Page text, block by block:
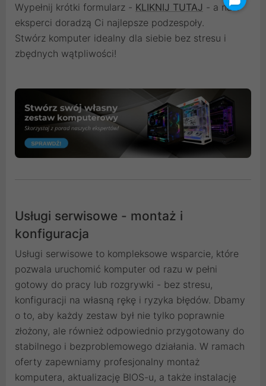
Wypełnij krótki formularz - KLIKNIJ TUTAJ - a nasi
eksperci doradzą Ci najlepsze podzespoły.
Stwórz komputer idealny dla siebie bez stresu i
zbędnych wątpliwości!
Usługi serwisowe - montaż i
konfiguracja
Usługi serwisowe to kompleksowe wsparcie, które
pozwala uruchomić komputer od razu w pełni
gotowy do pracy lub rozgrywki - bez stresu,
konfiguracji na własną rękę i ryzyka błędów. Dbamy
o to, aby każdy zestaw był nie tylko poprawnie
złożony, ale również odpowiednio przygotowany do
stabilnego i bezproblemowego działania. W ramach
oferty zapewniamy profesjonalny montaż
komputera, aktualizację BIOS-u, a także instalację